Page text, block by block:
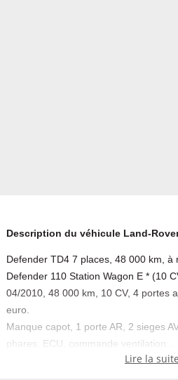
Description du véhicule Land-
Defender TD4 7 places, 48 000 km,
Defender 110 Station Wagon E * (10
04/2010, 48 000 km, 10 CV, 4 portes
euro.
Manque capot, 1 porte AR, 2 sieges
phares, ECU, commande ventilation...
Lire la suite